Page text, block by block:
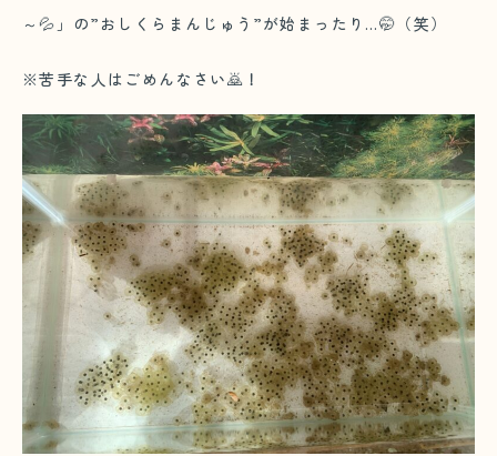
～💦」の”おしくらまんじゅう”が始まったり…🤭（笑）
※苦手な人はごめんなさい🙇！